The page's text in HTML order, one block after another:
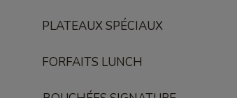
PLATEAUX SPÉCIAUX
FORFAITS LUNCH